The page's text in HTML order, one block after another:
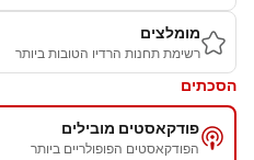
מומלצים
רשימת תחנות הרדיו הטובות ביותר
הסכתים
פודקאסטים מובילים
הפודקאסטים הפופולריים ביותר